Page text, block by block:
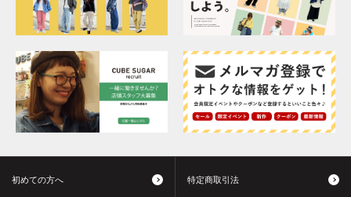
初めての方へ 特定商取引法